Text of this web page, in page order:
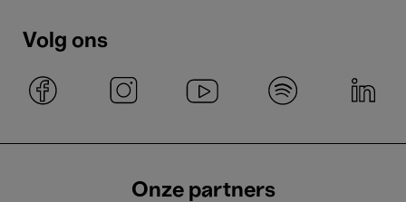
Volg ons
Onze partners